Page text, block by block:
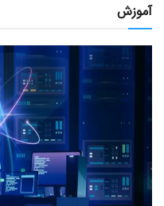
آموزش